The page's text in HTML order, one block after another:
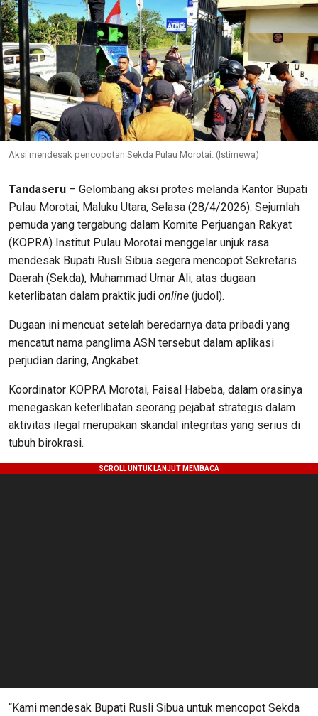
Aksi mendesak pencopotan Sekda Pulau Morotai. (Istimewa)
Tandaseru – Gelombang aksi protes melanda Kantor Bupati
Pulau Morotai, Maluku Utara, Selasa (28/4/2026). Sejumlah
pemuda yang tergabung dalam Komite Perjuangan Rakyat
(KOPRA) Institut Pulau Morotai menggelar unjuk rasa
mendesak Bupati Rusli Sibua segera mencopot Sekretaris
Daerah (Sekda), Muhammad Umar Ali, atas dugaan
keterlibatan dalam praktik judi online (judol).
Dugaan ini mencuat setelah beredarnya data pribadi yang
mencatut nama panglima ASN tersebut dalam aplikasi
perjudian daring, Angkabet.
Koordinator KOPRA Morotai, Faisal Habeba, dalam orasinya
menegaskan keterlibatan seorang pejabat strategis dalam
aktivitas ilegal merupakan skandal integritas yang serius di
tubuh birokrasi.
“Kami mendesak Bupati Rusli Sibua untuk mencopot Sekda